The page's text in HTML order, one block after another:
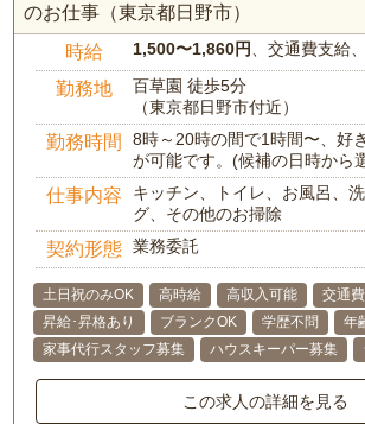
のお仕事（東京都日野市）
時給 1,500〜1,860円、交通費支給
勤務地
百草園 徒歩5分
（東京都日野市付近）
勤務時間
8時～20時の間で1時間〜、好
が可能です。(候補の日時から
仕事内容
キッチン、トイレ、お風呂、
グ、その他のお掃除
契約形態 業務委託
土日祝のみOK 高時給 高収入可能
交通
昇給･昇格あり
ブランクOK 学歴不問
年
家事代行スタッフ募集
ハウスキーパー募集
この求人の詳細を見る